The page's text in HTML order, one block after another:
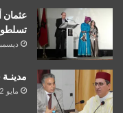
عثمان
ديسمبر 16,
مايو 12, 2019